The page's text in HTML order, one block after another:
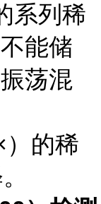
系列稀
能储
荡混
）的稀